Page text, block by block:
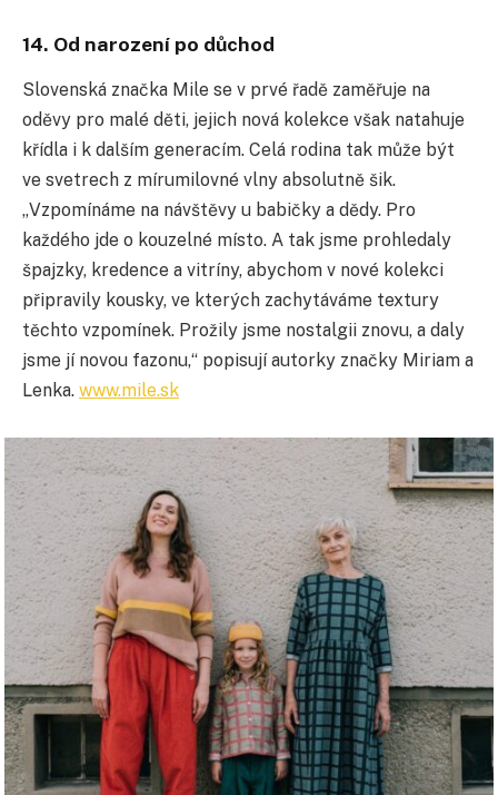
14. Od narození po důchod
Slovenská značka Mile se v prvé řadě zaměřuje na
oděvy pro malé děti, jejich nová kolekce však natahuje
křídla i k dalším generacím. Celá rodina tak může být
ve svetrech z mírumilovné vlny absolutně šik.
„Vzpomínáme na návštěvy u babičky a dědy. Pro
každého jde o kouzelné místo. A tak jsme prohledaly
špajzky, kredence a vitríny, abychom v nové kolekci
připravily kousky, ve kterých zachytáváme textury
těchto vzpomínek. Prožily jsme nostalgii znovu, a daly
jsme jí novou fazonu,“ popisují autorky značky Miriam a
Lenka. www.mile.sk